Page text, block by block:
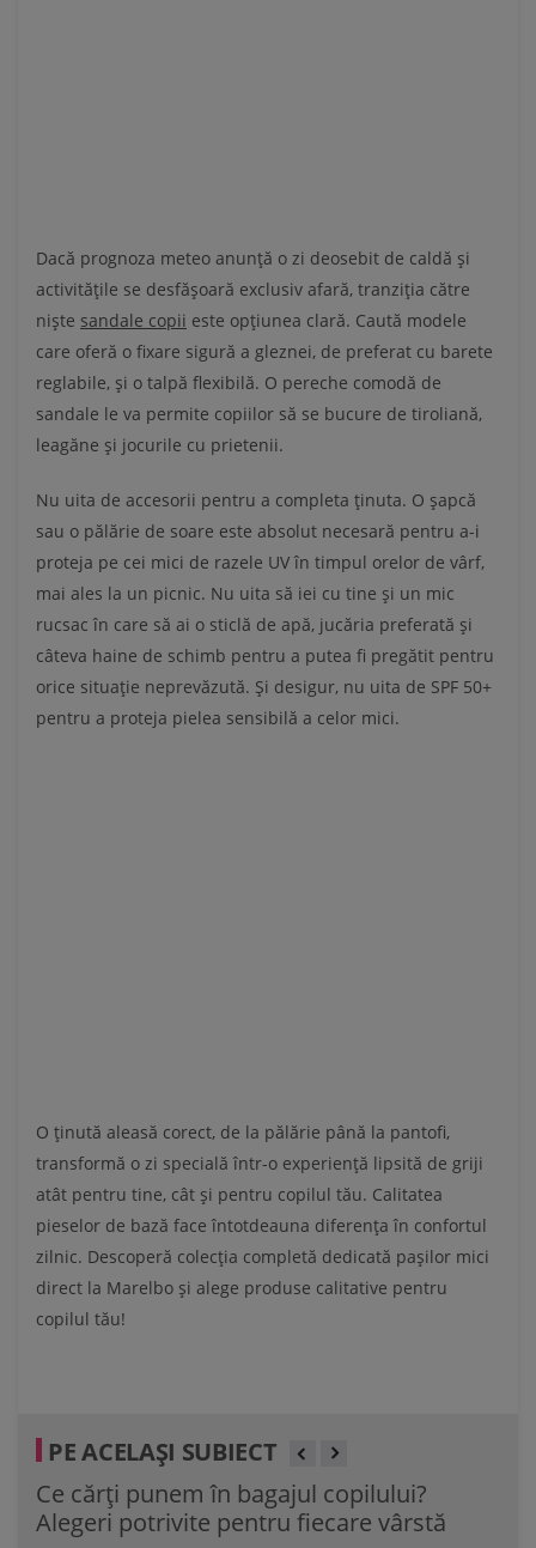
Dacă prognoza meteo anunță o zi deosebit de caldă și
activitățile se desfășoară exclusiv afară, tranziția către
niște sandale copii este opțiunea clară. Caută modele
care oferă o fixare sigură a gleznei, de preferat cu barete
reglabile, și o talpă flexibilă. O pereche comodă de
sandale le va permite copiilor să se bucure de tiroliană,
leagăne și jocurile cu prietenii.
Nu uita de accesorii pentru a completa ținuta. O șapcă
sau o pălărie de soare este absolut necesară pentru a-i
proteja pe cei mici de razele UV în timpul orelor de vârf,
mai ales la un picnic. Nu uita să iei cu tine și un mic
rucsac în care să ai o sticlă de apă, jucăria preferată și
câteva haine de schimb pentru a putea fi pregătit pentru
orice situație neprevăzută. Și desigur, nu uita de SPF 50+
pentru a proteja pielea sensibilă a celor mici.
O ținută aleasă corect, de la pălărie până la pantofi,
transformă o zi specială într-o experiență lipsită de griji
atât pentru tine, cât și pentru copilul tău. Calitatea
pieselor de bază face întotdeauna diferența în confortul
zilnic. Descoperă colecția completă dedicată pașilor mici
direct la Marelbo și alege produse calitative pentru
copilul tău!
PE ACELAȘI SUBIECT
Ce cărți punem în bagajul copilului?
Alegeri potrivite pentru fiecare vârstă